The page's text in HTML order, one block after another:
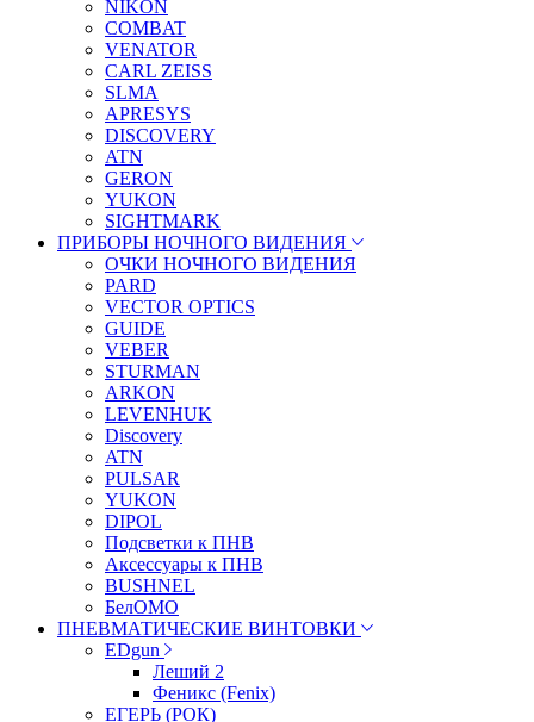
NIKON
COMBAT
VENATOR
CARL ZEISS
SLMA
APRESYS
DISCOVERY
ATN
GERON
YUKON
SIGHTMARK
ПРИБОРЫ НОЧНОГО ВИДЕНИЯ
ОЧКИ НОЧНОГО ВИДЕНИЯ
PARD
VECTOR OPTICS
GUIDE
VEBER
STURMAN
ARKON
LEVENHUK
Discovery
ATN
PULSAR
YUKON
DIPOL
Подсветки к ПНВ
Аксессуары к ПНВ
BUSHNEL
БелОМО
ПНЕВМАТИЧЕСКИЕ ВИНТОВКИ
EDgun
Леший 2
Феникс (Fenix)
ЕГЕРЬ (РОК)